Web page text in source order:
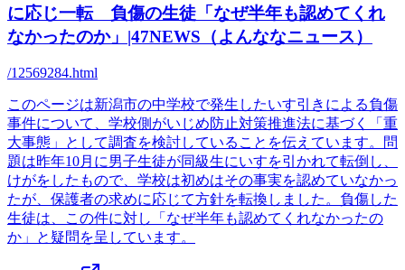
に応じ一転 負傷の生徒「なぜ半年も認めてくれ
なかったのか」|47NEWS（よんななニュース）
/12569284.html
このページは新潟市の中学校で発生したいす引きによる負傷
事件について、学校側がいじめ防止対策推進法に基づく「重
大事態」として調査を検討していることを伝えています。問
題は昨年10月に男子生徒が同級生にいすを引かれて転倒し、
けがをしたもので、学校は初めはその事実を認めていなかっ
たが、保護者の求めに応じて方針を転換しました。負傷した
生徒は、この件に対し「なぜ半年も認めてくれなかったの
か」と疑問を呈しています。